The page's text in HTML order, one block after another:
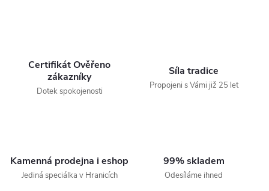
Certifikát Ověřeno
zákazníky
Dotek spokojenosti
Síla tradice
Propojeni s Vámi již 25 let
Kamenná prodejna i eshop
Jediná speciálka v Hranicích
99% skladem
Odesíláme ihned